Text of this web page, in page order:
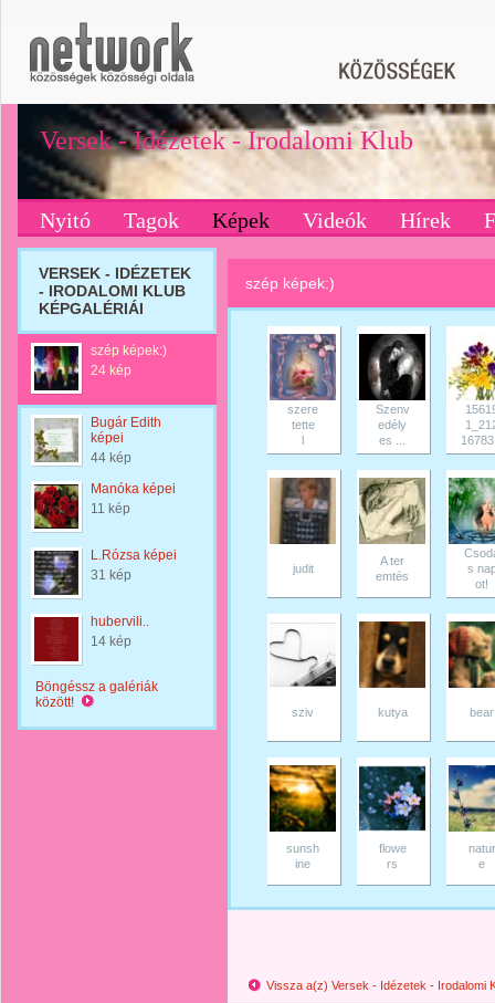
Versek - Idézetek - Irodalomi Klub
Nyitó Tagok Képek Videók Hírek
VERSEK - IDÉZETEK
- IRODALOMI KLUB
KÉPGALÉRIÁI
szép képek:)
24 kép
Bugár Edith
képei
44 kép
Manóka képei
11 kép
L.Rózsa képei
31 kép
hubervili..
14 kép
Böngéssz a galériák
között!
szép képek:)
szere
tette
l
Szenv
edély
es ...
judit
A ter
emtés
s
ot!
sziv kutya bear
sunsh
ine
flowe
rs
natur
e
Vissza a(z) Versek - Idézetek - Irodalomi